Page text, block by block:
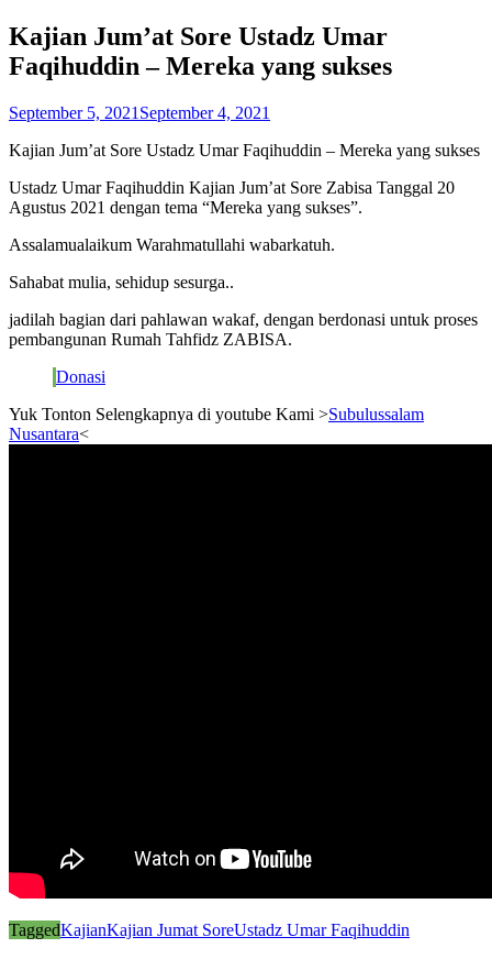
Kajian Jum’at Sore Ustadz Umar
Faqihuddin – Mereka yang sukses
September 5, 2021 September 4, 2021
Kajian Jum’at Sore Ustadz Umar Faqihuddin – Mereka yang sukses
Ustadz Umar Faqihuddin Kajian Jum’at Sore Zabisa Tanggal 20
Agustus 2021 dengan tema “Mereka yang sukses”.
Assalamualaikum Warahmatullahi wabarkatuh.
Sahabat mulia, sehidup sesurga..
jadilah bagian dari pahlawan wakaf, dengan berdonasi untuk proses
pembangunan Rumah Tahfidz ZABISA.
Donasi
Yuk Tonton Selengkapnya di youtube Kami >Subulussalam
Nusantara<
TaggedKajianKajian Jumat SoreUstadz Umar Faqihuddin